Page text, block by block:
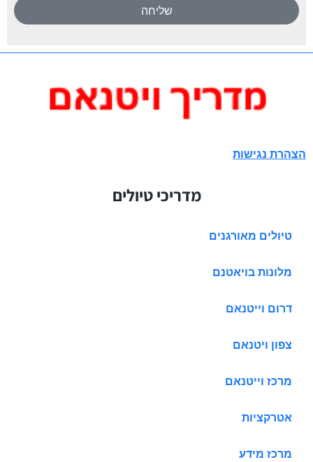
שליחה
הצהרת נגישות
מדריכי טיולים
טיולים מאורגנים
מלונות בויאטנם
דרום וייטנאם
צפון ויטנאם
מרכז וייטנאם
אטרקציות
מרכז מידע